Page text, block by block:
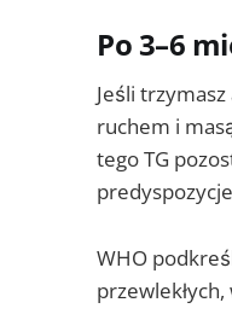
Po 3–6
Jeśli
ruchem i
tego TG
WHO